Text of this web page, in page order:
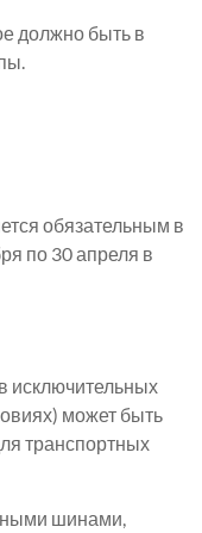
должно быть в
обязательным в
по 30 апреля в
исключительных
может быть
транспортных
шинами,